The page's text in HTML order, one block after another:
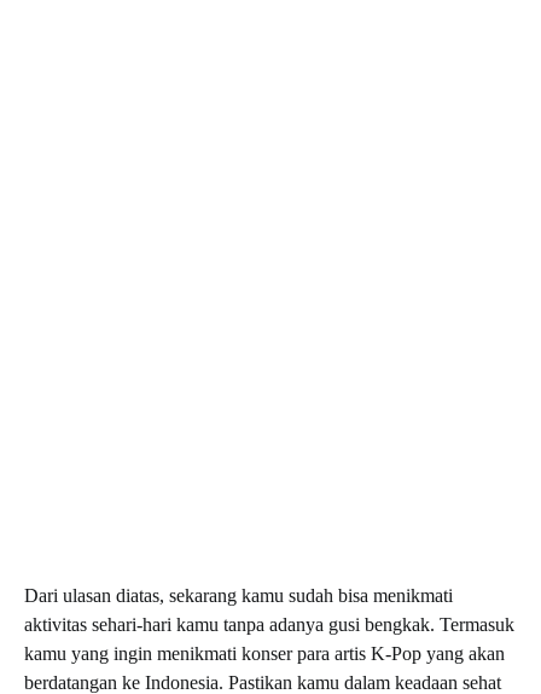
Dari ulasan diatas, sekarang kamu sudah bisa menikmati
aktivitas sehari-hari kamu tanpa adanya gusi bengkak. Termasuk
kamu yang ingin menikmati konser para artis K-Pop yang akan
berdatangan ke Indonesia. Pastikan kamu dalam keadaan sehat